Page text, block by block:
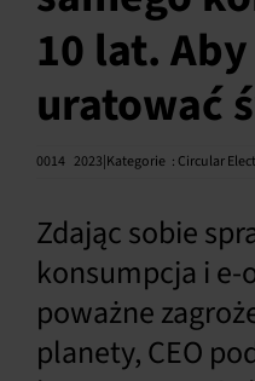
10 lat.
uratować
0014 2023|Kategorie : Circular
Zdając sobie
konsumpcja i
poważne
planety, CEO